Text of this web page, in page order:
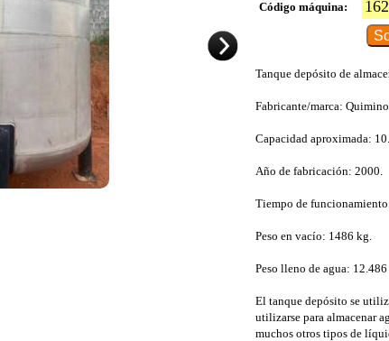
Código máquina:
Tanque depósito de
Fabricante/marca:
Capacidad aproximada:
Año de fabricación: 2000.
Tiempo de
Peso en vacío: 1486 kg.
Peso lleno de agua:
El tanque depósito se
utilizarse para almacenar
muchos otros tipos de